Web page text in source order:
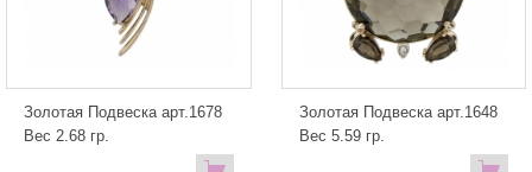
Золотая Подвеска арт.1678
Вес 2.68 гр.
Золотая Подвеска арт.1648
Вес 5.59 гр.